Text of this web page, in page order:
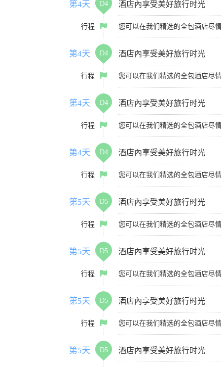
第4天 D4 酒店內享受美好旅行时光
行程 您可以在我们精选的全包酒店尽
第4天 D4 酒店內享受美好旅行时光
行程 您可以在我们精选的全包酒店尽
第4天 D4 酒店內享受美好旅行时光
行程 您可以在我们精选的全包酒店尽
第4天 D4 酒店內享受美好旅行时光
行程 您可以在我们精选的全包酒店尽
第5天 D5 酒店內享受美好旅行时光
行程 您可以在我们精选的全包酒店尽
第5天 D5 酒店內享受美好旅行时光
行程 您可以在我们精选的全包酒店尽
第5天 D5 酒店內享受美好旅行时光
行程 您可以在我们精选的全包酒店尽
第5天 D5 酒店內享受美好旅行时光